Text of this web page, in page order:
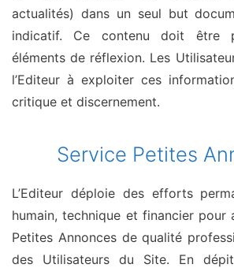
actualités) dans un seul but
indicatif. Ce contenu doit être
éléments de réflexion. Les
l’Editeur à exploiter ces
critique et discernement.
Service Petites
L’Editeur déploie des efforts
humain, technique et financier pour
Petites Annonces de qualité
des Utilisateurs du Site. En